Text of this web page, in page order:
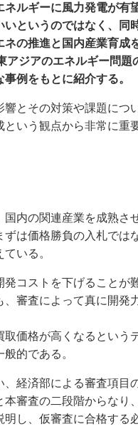
ルギーに風力発電が有
というのではなく、同
の推進と国内産業育成
アジアのエネルギー問
例をもとに紹介する。
とその対策や課題につ
いう観点から非常に重
内の関連産業を成熟さ
は価格勝負の入札では
いる。
コストを下げることが
審査によって真に開発
価格が高くなるという
的である。
経済部による審査項目
審査の二段階からなり
し、仮審査に合格する